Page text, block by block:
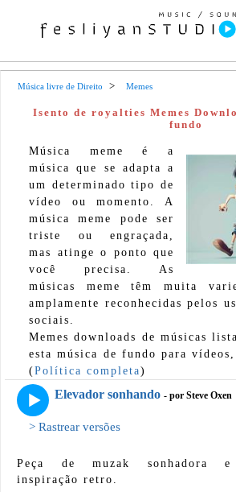
Música livre de Direito Memes
Isento de royalties Memes
fundo
Música meme é a
música que se adapta a
um determinado tipo de
vídeo ou momento. A
música meme pode ser
triste ou engraçada,
mas atinge o ponto que
você precisa. As
músicas meme têm muita
amplamente reconhecidas pelos
sociais.
Memes downloads de músicas
esta música de fundo para
(Política completa)
Elevador sonhando - por Steve Oxen
> Rastrear versões
Peça de muzak sonhadora
inspiração retro.